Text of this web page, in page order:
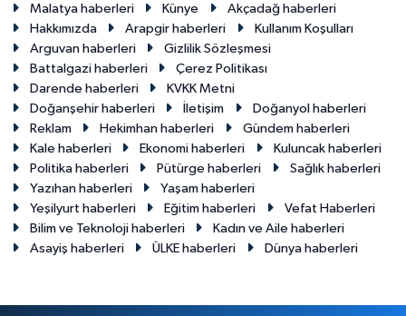
Malatya haberleri Künye
Akçadağ haberleri
Hakkımızda
Arapgir haberleri
Kullanım Koşulları
Arguvan haberleri
Gizlilik Sözleşmesi
Battalgazi haberleri
Çerez Politikası
Darende haberleri
KVKK Metni
Doğanşehir haberleri
İletişim
Doğanyol haberleri
Reklam
Hekimhan haberleri
Gündem haberleri
Kale haberleri
Ekonomi haberleri
Kuluncak haberleri
Politika haberleri
Pütürge haberleri
Sağlık haberleri
Yazıhan haberleri
Yaşam haberleri
Yeşilyurt haberleri
Eğitim haberleri
Vefat Haberleri
Bilim ve Teknoloji haberleri
Kadın ve Aile haberleri
Asayiş haberleri
ÜLKE haberleri Dünya haberleri